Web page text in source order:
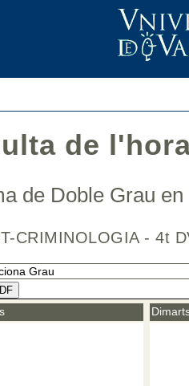
de
de Doble Grau
CRIMINOLOGIA -